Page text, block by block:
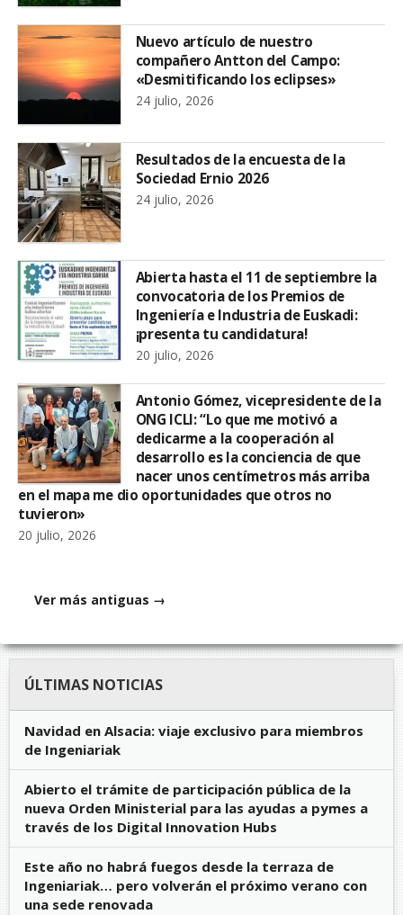
Nuevo artículo de nuestro
compañero Antton del Campo:
«Desmitificando los eclipses»
24 julio, 2026
Resultados de la encuesta de la
Sociedad Ernio 2026
24 julio, 2026
Abierta hasta el 11 de septiembre la
convocatoria de los Premios de
Ingeniería e Industria de Euskadi:
¡presenta tu candidatura!
20 julio, 2026
Antonio Gómez, vicepresidente de la
ONG ICLI: “Lo que me motivó a
dedicarme a la cooperación al
desarrollo es la conciencia de que
nacer unos centímetros más arriba
en el mapa me dio oportunidades que otros no
tuvieron»
20 julio, 2026
Ver más antiguas →
ÚLTIMAS NOTICIAS
Navidad en Alsacia: viaje exclusivo para miembros
de Ingeniariak
Abierto el trámite de participación pública de la
nueva Orden Ministerial para las ayudas a pymes a
través de los Digital Innovation Hubs
Este año no habrá fuegos desde la terraza de
Ingeniariak… pero volverán el próximo verano con
una sede renovada